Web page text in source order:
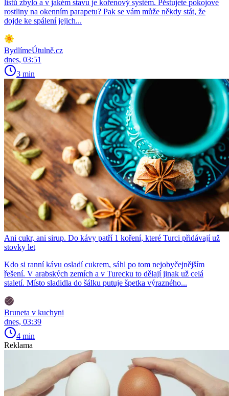
listů zbylo a v jakém stavu je kořenový systém. Pěstujete pokojové
rostliny na okenním parapetu? Pak se vám může někdy stát, že
dojde ke spálení jejich...
BydlímeÚtulně.cz
dnes, 03:51
3 min
Ani cukr, ani sirup. Do kávy patří 1 koření, které Turci přidávají už
stovky let
Kdo si ranní kávu osladí cukrem, sáhl po tom nejobyčejnějším
řešení. V arabských zemích a v Turecku to dělají jinak už celá
staletí. Místo sladidla do šálku putuje špetka výrazného...
Bruneta v kuchyni
dnes, 03:39
4 min
Reklama